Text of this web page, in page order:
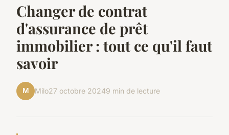
Changer de contrat
d'assurance de prêt
immobilier : tout ce qu'il faut
savoir
M Milo27 octobre 20249 min de lecture